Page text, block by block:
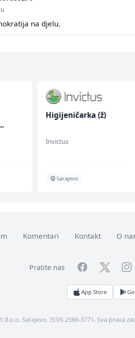
na djelu.
Higijeničarka (ž)
Invictus
Sarajevo
Komentari Kontakt O
Pratite nas FacebookTwitter
App Store
Sarajevo. ISSN 2566-3771. Sva prava